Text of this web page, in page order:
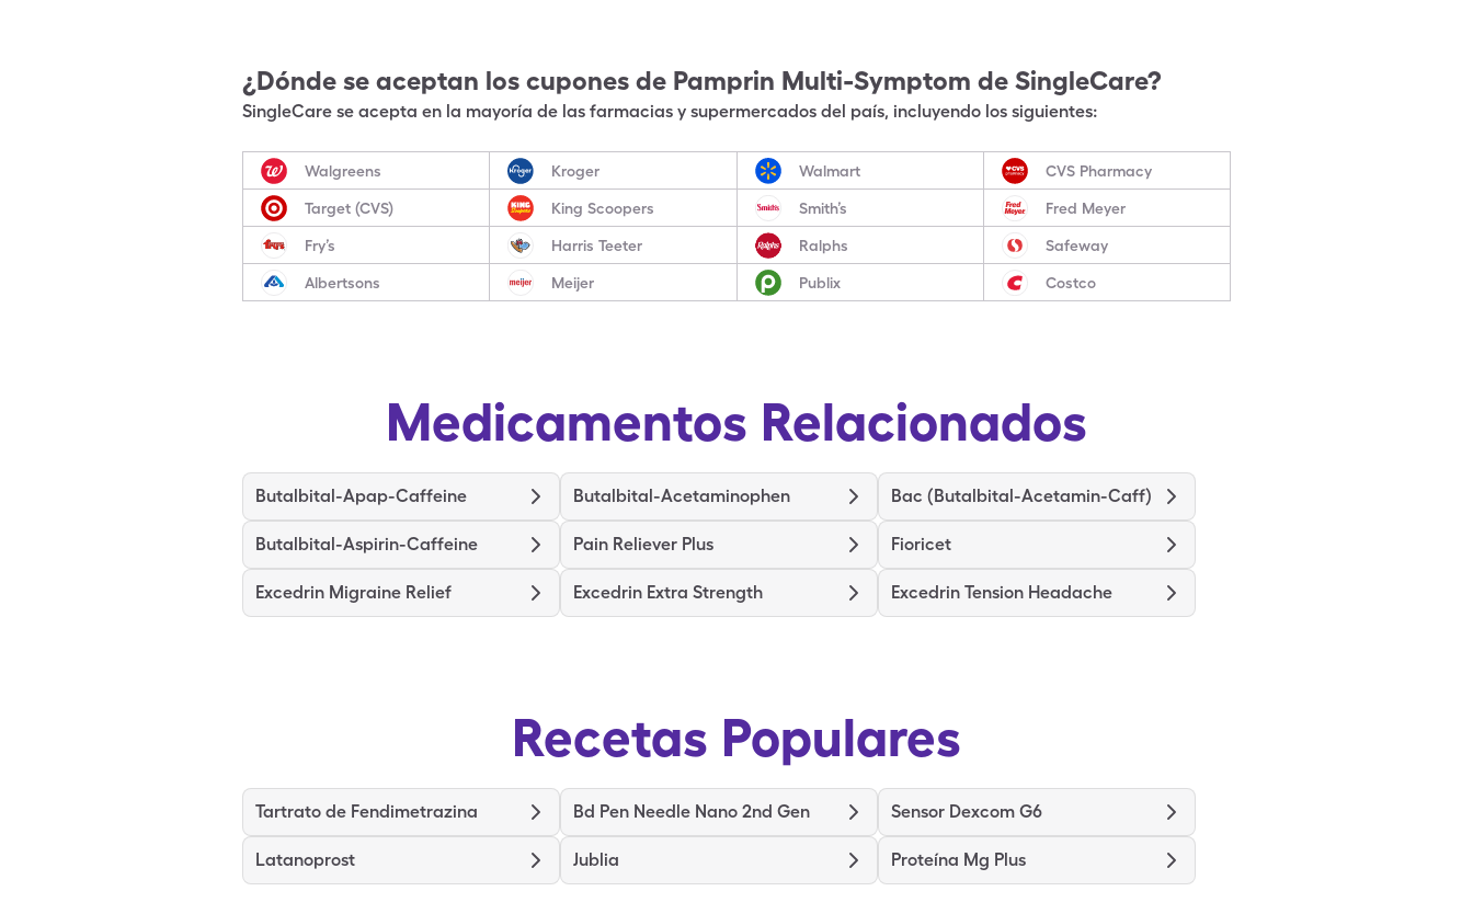
¿Dónde se aceptan los cupones de Pamprin Multi-Symptom de SingleCare?
SingleCare se acepta en la mayoría de las farmacias y supermercados del país, incluyendo los siguientes:
Walgreens Kroger Walmart CVS Pharmacy
Target (CVS) King Scoopers Smith’s Fred Meyer
Fry’s Harris Teeter Ralphs Safeway
Albertsons Meijer Publix Costco
Medicamentos Relacionados
Butalbital-Apap-Caffeine Butalbital-Acetaminophen Bac (Butalbital-Acetamin-Caff)
Butalbital-Aspirin-Caffeine Pain Reliever Plus Fioricet
Excedrin Migraine Relief Excedrin Extra Strength Excedrin Tension Headache
Recetas Populares
Tartrato de Fendimetrazina Bd Pen Needle Nano 2nd Gen Sensor Dexcom G6
Latanoprost Jublia Proteína Mg Plus